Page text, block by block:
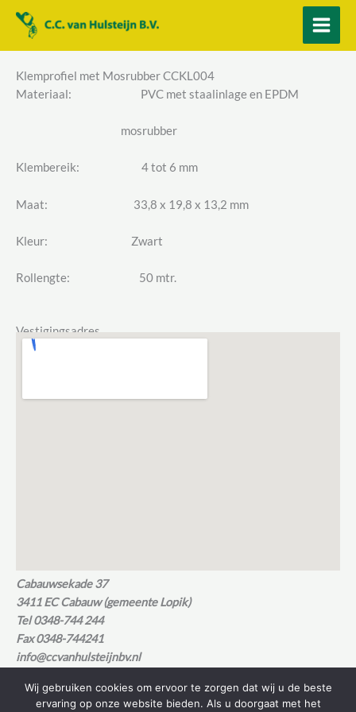
naar
Klemprofiel met Mosrubber CCKL004
Materiaal: PVC met staalinlage en EPDM
mosrubber
Klembereik: 4 tot 6 mm
Maat: 33,8 x 19,8 x 13,2 mm
Kleur: Zwart
Rollengte: 50 mtr.
Vestigingsadres
Cabauwsekade 37
3411 EC Cabauw (gemeente Lopik)
Tel 0348-744 244
Fax 0348-744241
info@ccvanhulsteijnbv.nl
Wij gebruiken cookies om ervoor te zorgen dat wij u de beste
ervaring op onze website bieden. Als u doorgaat met het